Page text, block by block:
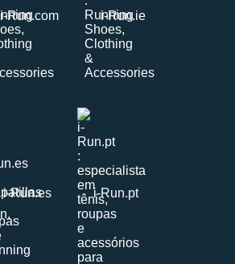
i-Run.com i-Run.ie
i-Run.es i-Run.pt